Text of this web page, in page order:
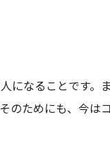
になることです。
のためにも、今は